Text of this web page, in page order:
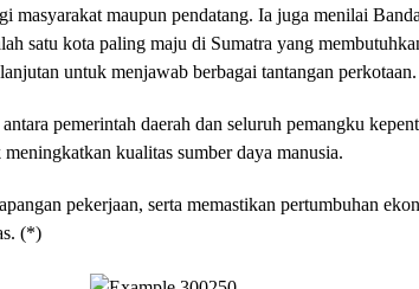
masyarakat maupun pendatang. Ia juga menilai
satu kota paling maju di Sumatra yang
untuk menjawab berbagai tantangan perkotaan.
pemerintah daerah dan seluruh pemangku
kualitas sumber daya manusia.
pekerjaan, serta memastikan pertumbuhan
(*)